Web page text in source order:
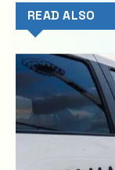
READ ALSO